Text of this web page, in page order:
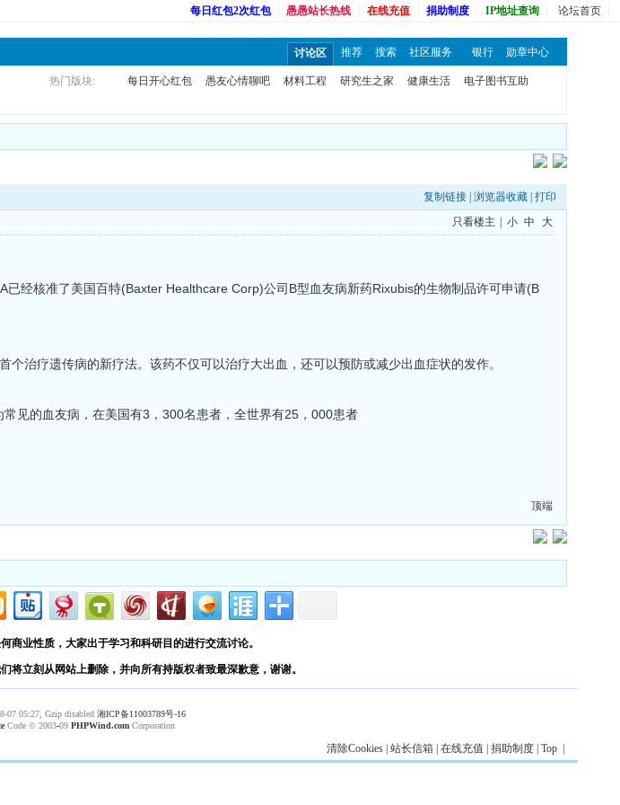
每日红包2次红包 愚愚站长热线 在线充值 捐助制度 IP地址查询 论坛首页
讨论区 推荐 搜索 社区服务 银行 勋章中心
热门版块: 每日开心红包 愚友心情聊吧 材料工程 研究生之家 健康生活 电子图书互助
复制链接| 浏览器收藏| 打印
只看楼主 小 中 大
经核准了美国百特(Baxter Healthcare Corp)公司B型血友病新药Rixubis的生物制品许可申请(B
治疗遗传病的新疗法。该药不仅可以治疗大出血，还可以预防或减少出血症状的发作。
见的血友病，在美国有3，300名患者，全世界有25，000患者
顶端
商业性质，大家出于学习和科研目的进行交流讨论。
们将立刻从网站上删除，并向所有持版权者致最深歉意，谢谢。
07 05:27, Gzip disabled 湘ICP备11003789号-16
Code © 2003-09 PHPWind.com Corporation
清除Cookies| 站长信箱 在线充值 捐助制度| Top|